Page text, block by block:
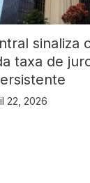
sinaliza
taxa de
22, 2026